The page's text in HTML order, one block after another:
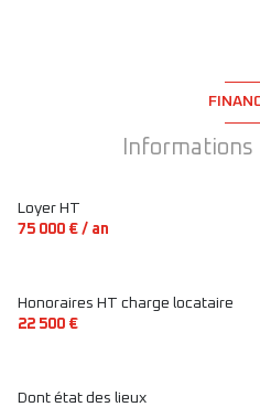
Loyer HT
75 000 € / an
Honoraires HT charge locataire
22 500 €
Dont état des lieux